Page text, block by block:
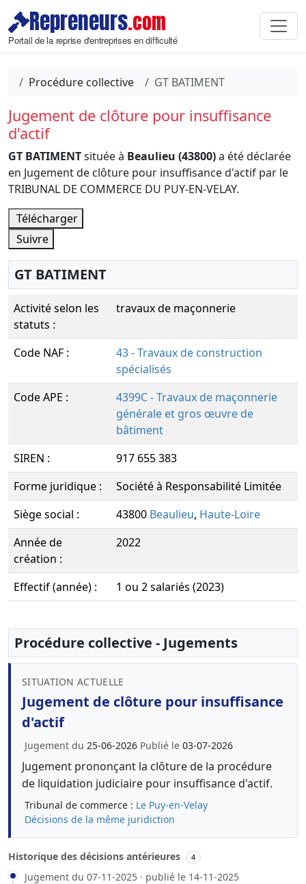
Repreneurs.com
Portail de la reprise d'entreprises en difficulté
Procédure collective GT BATIMENT
Jugement de clôture pour insuffisance
d'actif
GT BATIMENTsituée à Beaulieu (43800)a été déclarée
en Jugement de clôture pour insuffisance d'actif par le
TRIBUNAL DE COMMERCE DU PUY-EN-VELAY.
Télécharger
Suivre
GT BATIMENT
Activité selon les
statuts :
travaux de maçonnerie
Code NAF :
43 - Travaux de construction
spécialisés
Code APE :
4399C - Travaux de maçonnerie
générale et gros œuvre de
bâtiment
SIREN :
917 655 383
Forme juridique :
Société à Responsabilité Limitée
Siège social :
43800 Beaulieu, Haute-Loire
Année de
création :
2022
Effectif (année) : 1 ou 2 salariés (2023)
Procédure collective - Jugements
SITUATION ACTUELLE
Jugement de clôture pour insuffisance
d'actif
Jugement du 25-06-2026 Publié le 03-07-2026
Jugement prononçant la clôture de la procédure
de liquidation judiciaire pour insuffisance d'actif.
Tribunal de commerce : Le Puy-en-Velay
Décisions de la même juridiction
Historique des décisions antérieures 4
Jugement du 07-11-2025 · publié le 14-11-2025